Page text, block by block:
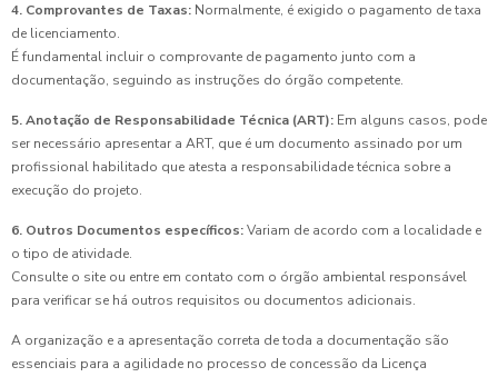
4. Comprovantes de Taxas: Normalmente, é exigido o pagamento de taxa
de licenciamento.
É fundamental incluir o comprovante de pagamento junto com a
documentação, seguindo as instruções do órgão competente.
5. Anotação de Responsabilidade Técnica (ART): Em alguns casos, pode
ser necessário apresentar a ART, que é um documento assinado por um
profissional habilitado que atesta a responsabilidade técnica sobre a
execução do projeto.
6. Outros Documentos específicos:Variam de acordo com a localidade e
o tipo de atividade.
Consulte o site ou entre em contato com o órgão ambiental responsável
para verificar se há outros requisitos ou documentos adicionais.
A organização e a apresentação correta de toda a documentação são
essenciais para a agilidade no processo de concessão da Licença